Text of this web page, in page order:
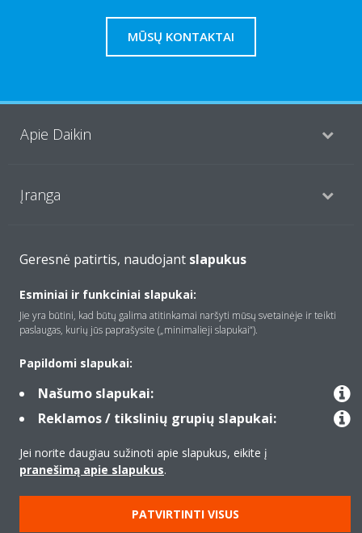
MŪSŲ KONTAKTAI
Apie Daikin
Įranga
Kontaktas
Produktai
Teisinis pranešimas
Duomenų apsaugos politika
Įmonių etika
Geresnė patirtis, naudojant slapukus
Esminiai ir funkciniai slapukai:
Jie yra būtini, kad būtų galima atitinkamai naršyti mūsų svetainėje ir teikti
paslaugas, kurių jūs paprašysite („minimalieji slapukai“).
Papildomi slapukai:
Našumo slapukai:
Reklamos / tikslinių grupių slapukai:
Jei norite daugiau sužinoti apie slapukus, eikite į
pranešimą apie slapukus.
PATVIRTINTI VISUS